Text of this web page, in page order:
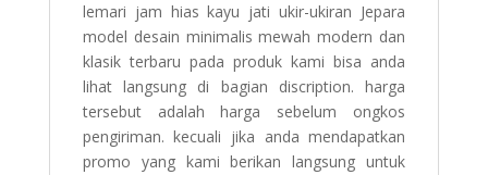
lemari jam hias kayu jati ukir-ukiran Jepara
model desain minimalis mewah modern dan
klasik terbaru pada produk kami bisa anda
lihat langsung di bagian discription. harga
tersebut adalah harga sebelum ongkos
pengiriman. kecuali jika anda mendapatkan
promo yang kami berikan langsung untuk